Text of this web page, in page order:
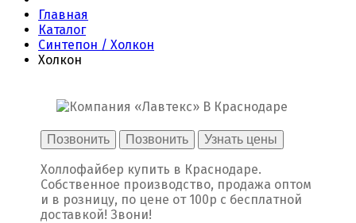
Главная
Каталог
Синтепон / Холкон
Холкон
Позвонить Позвонить Узнать цены
Холлофайбер купить в Краснодаре.
Собственное производство, продажа оптом
и в розницу, по цене от 100р с бесплатной
доставкой! Звони!